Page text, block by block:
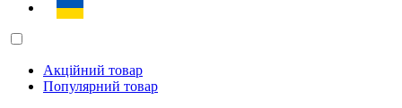
Акційний товар
Популярний товар